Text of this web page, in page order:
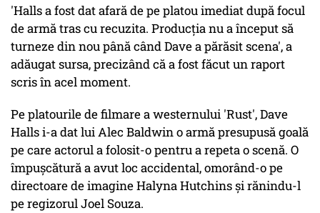
'Halls a fost dat afară de pe platou imediat după focul
de armă tras cu recuzita. Producţia nu a început să
turneze din nou până când Dave a părăsit scena', a
adăugat sursa, precizând că a fost făcut un raport
scris în acel moment.
Pe platourile de filmare a westernului 'Rust', Dave
Halls i-a dat lui Alec Baldwin o armă presupusă goală
pe care actorul a folosit-o pentru a repeta o scenă. O
împuşcătură a avut loc accidental, omorând-o pe
directoare de imagine Halyna Hutchins şi rănindu-l
pe regizorul Joel Souza.